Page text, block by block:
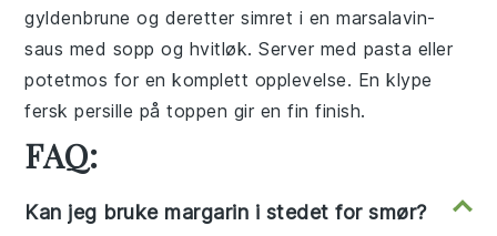
gyldenbrune og deretter simret i enmarsalavin-
saus med sopp og hvitløk. Server med pasta eller
potetmos for en komplett opplevelse. En klype
fersk persille på toppen gir en fin finish.
FAQ:
Kan jeg bruke margarin i stedet for smør?